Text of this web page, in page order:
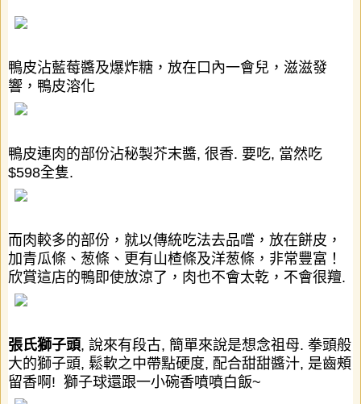
鴨皮沾藍莓醬及爆炸糖，放在口內一會兒，滋滋發
響，鴨皮溶化
鴨皮連肉的部份沾秘製芥末醬, 很香. 要吃, 當然吃
$598全隻.
而肉較多的部份，就以傳統吃法去品嚐，放在餅皮，
加青瓜條、葱條、更有山楂條及洋葱條，非常豐富！
欣賞這店的鴨即使放涼了，肉也不會太乾，不會很羶.
張氏獅子頭, 說來有段古, 簡單來說是想念祖母. 拳頭般
大的獅子頭, 鬆軟之中帶點硬度, 配合甜甜醬汁, 是齒頰
留香啊 ! 獅子球還跟一小碗香噴噴白飯~